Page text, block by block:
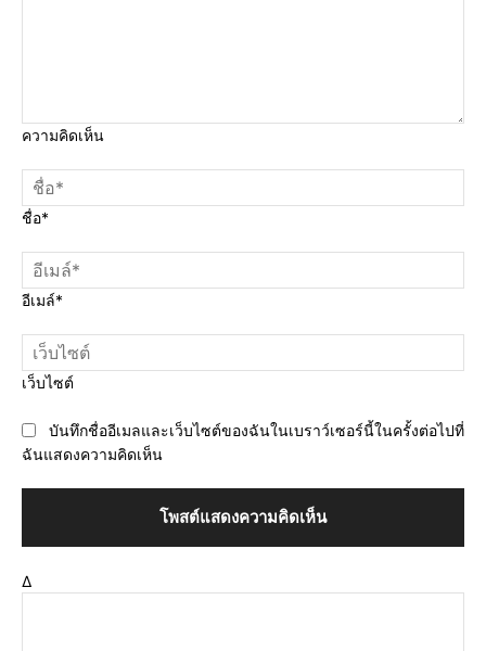
ความคิดเห็น
ชื่อ*
อีเมล์*
เว็บไซต์
บันทึกชื่ออีเมลและเว็บไซต์ของฉันในเบราว์เซอร์นี้ในครั้งต่อไปที่
ฉันแสดงความคิดเห็น
Δ